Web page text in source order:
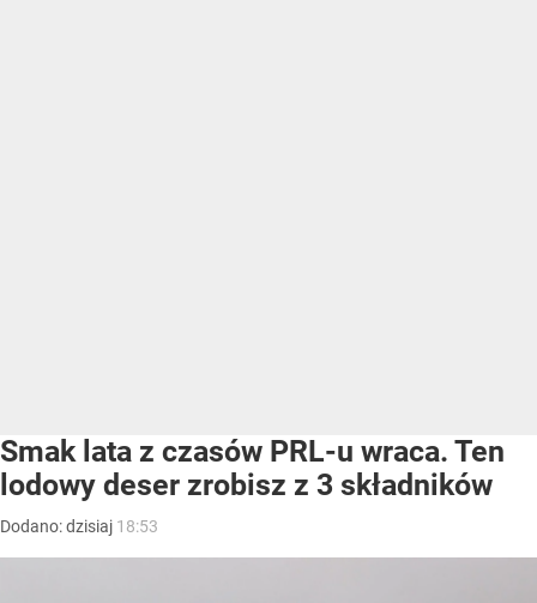
Smak lata z czasów PRL-u wraca. Ten
lodowy deser zrobisz z 3 składników
Dodano:dzisiaj 18:53